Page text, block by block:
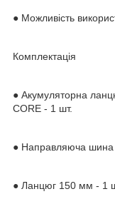
● Можливість
Комплектація
● Акумуляторна
CORE - 1 шт.
● Направляюча
● Ланцюг 150 мм - 1